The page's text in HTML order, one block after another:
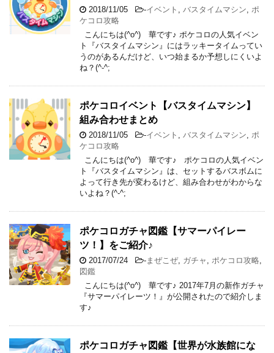
2018/11/05 -イベント バスタイムマシン
ポ
ケコロ攻略
こんにちは(^o^) 華です♪ ポケコロの人気イベン
ト『バスタイムマシン』にはラッキータイムってい
うのがあるんだけど、いつ始まるか予想しにくいよ
ね？(^-^;
ポケコロイベント【バスタイムマシン】
組み合わせまとめ
2018/11/05 -イベント バスタイムマシン
ポ
ケコロ攻略
こんにちは(^o^) 華です♪ ポケコロの人気イベン
ト『バスタイムマシン』は、セットするバスボムに
よって行き先が変わるけど、組み合わせがわからな
いよね？(^-^;
ポケコロガチャ図鑑【サマーパイレー
ツ！】をご紹介♪
2017/07/24 - まぜこぜ, ガチャ ポケコロ攻略
図鑑
こんにちは(^o^) 華です♪ 2017年7月の新作ガチャ
『サマーパイレーツ！』が公開されたので紹介しま
す♪
ポケコロガチャ図鑑【世界が水族館にな